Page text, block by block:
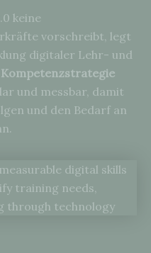
keine
vorschreibt, legt
digitaler Lehr- und
und messbar, damit
und den Bedarf an